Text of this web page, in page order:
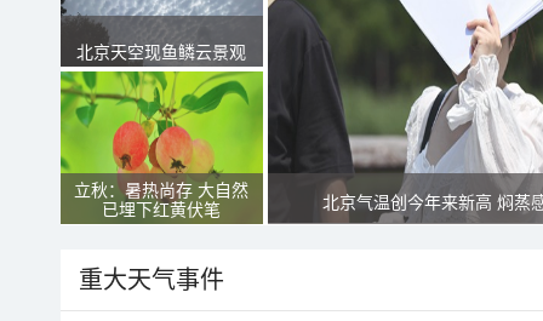
北京天空现鱼鳞云景观
立秋：暑热尚存 大自然
已埋下红黄伏笔
北京气温创今年来新高 焖蒸
重大天气事件